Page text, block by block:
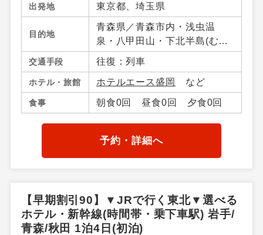
出発地 東京都、埼玉県
目的地
青森県／青森市内・浅虫温
泉・八甲田山・下北半島(む
つ・大間)・八戸・十和田湖・
奥入瀬（青森県）・大鰐・碇
ケ関・不老不死・鰺ケ沢・弘
前・三沢・竜飛岬・青森県そ
の他、岩手県／盛岡市・つな
ぎ・鶯宿温泉・八幡平・雫
石・二戸・小岩井農場・平
輪・湯瀬温泉・玉川温泉・田
沢湖高原・乳頭温泉郷・十和
田湖秋田県
交通手段 往復：列車
ホテル・旅館 ホテルエース盛岡 など
食事 朝食0回 昼食0回 夕食0回
予約・詳細へ
【早期割引90】▼JRで行く東北▼選べる
ホテル・新幹線(時間帯・乗下車駅) 岩手/
青森/秋田 1泊4日(初泊)